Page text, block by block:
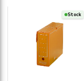
Stock